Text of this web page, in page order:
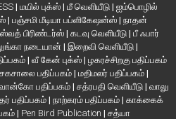
| மயில் புக்ஸ் | மீ வெளியீடு | ஐம்பொழில்
| பஞ்சமி மீடியா பப்ளிகேஷன்ஸ் | நாதன்
பிரிண்டர்ஸ் | கடவு வெளியீடு | பீ ஃபார்
நடையான் | இறைவி வெளியீடு |
| வீ கேன் புக்ஸ் | ழகரச்சிறகு பதிப்பகம்
பதிப்பகம் | மதிமலர் பதிப்பகம் |
பதிப்பகம் | சத்ரபதி வெளியீடு | வாலு
பதிப்பகம் | நாற்கரம் பதிப்பகம் | காக்கைக்
| Pen Bird Publication | சத்யா